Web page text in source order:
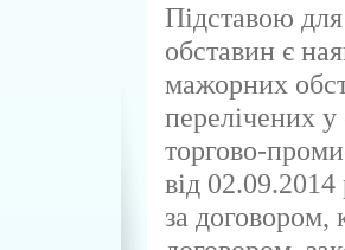
Підставою
обставин є
мажорних
перелічених
торгово-
від
за